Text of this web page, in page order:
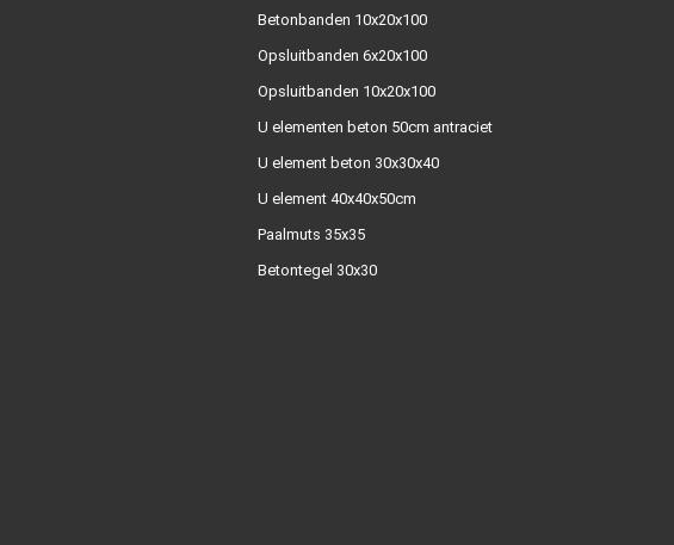
Betonbanden 10x20x100
Opsluitbanden 6x20x100
Opsluitbanden 10x20x100
U elementen beton 50cm antraciet
U element beton 30x30x40
U element 40x40x50cm
Paalmuts 35x35
Betontegel 30x30